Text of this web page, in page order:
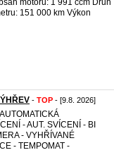
motoru: 1 991 ccm Druh
151 000 km Výkon
- TOP - [9.8. 2026]
- AUT. SVÍCENÍ - BI
- VYHŘÍVANÉ
- TEMPOMAT -